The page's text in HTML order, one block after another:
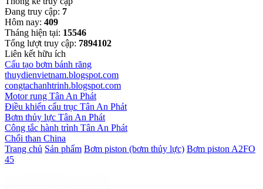
Đang truy cập: 7
Hôm nay: 409
Tháng hiện tại: 15546
Tổng lượt truy cập: 7894102
Liên kết hữu ích
Cấu tạo bơm bánh răng
thuydienvietnam.blogspot.com
congtachanhtrinh.blogspot.com
Motor rung Tân An Phát
Điều khiển cẩu trục Tân An Phát
Bơm thủy lực Tân An Phát
Công tắc hành trình Tân An Phát
Chổi than China
Trang chủ Sản phẩm Bơm piston (bơm thủy lực) Bơm piston A2FO
45